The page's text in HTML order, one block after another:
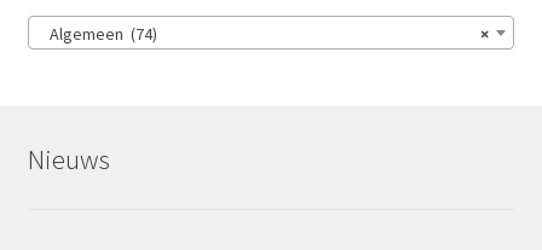
×
Algemeen (74)
Nieuws